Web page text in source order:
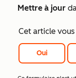
Mettre à jour
Cet article
Oui